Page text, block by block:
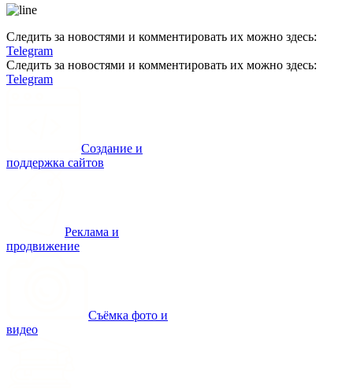
Следить за новостями и комментировать их можно здесь:
Telegram
Следить за новостями и комментировать их можно здесь:
Telegram
Создание и
поддержка сайтов
Реклама и
продвижение
Съёмка фото и
видео